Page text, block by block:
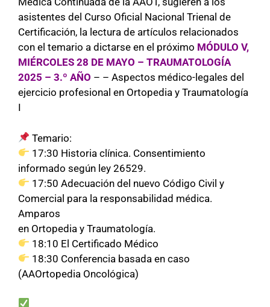
asistentes del Curso Oficial Nacional Trienal de
Certificación, la lectura de artículos relacionados
con el temario a dictarse en el próximo MÓDULO V,
MIÉRCOLES 28 DE MAYO – TRAUMATOLOGÍA
2025 – 3.º AÑO – – Aspectos médico-legales del
ejercicio profesional en Ortopedia y Traumatología
I
Temario:
17:30 Historia clínica. Consentimiento
informado según ley 26529.
17:50 Adecuación del nuevo Código Civil y
Comercial para la responsabilidad médica.
Amparos
en Ortopedia y Traumatología.
18:10 El Certificado Médico
18:30 Conferencia basada en caso
(AAOrtopedia Oncológica)